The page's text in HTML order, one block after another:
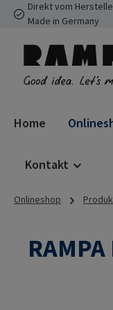
Hauptinhalt springen
Zur Suche springen
Zur
Direkt vom
Made in Germany
Home
Kontakt
Onlineshop